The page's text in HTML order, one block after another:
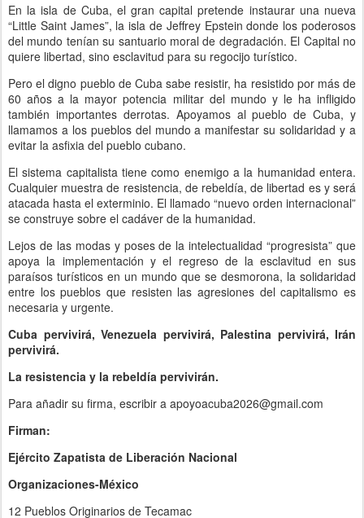
En la isla de Cuba, el gran capital pretende instaurar una nueva
“Little Saint James”, la isla de Jeffrey Epstein donde los poderosos
del mundo tenían su santuario moral de degradación. El Capital no
quiere libertad, sino esclavitud para su regocijo turístico.
Pero el digno pueblo de Cuba sabe resistir, ha resistido por más de
60 años a la mayor potencia militar del mundo y le ha infligido
también importantes derrotas. Apoyamos al pueblo de Cuba, y
llamamos a los pueblos del mundo a manifestar su solidaridad y a
evitar la asfixia del pueblo cubano.
El sistema capitalista tiene como enemigo a la humanidad entera.
Cualquier muestra de resistencia, de rebeldía, de libertad es y será
atacada hasta el exterminio. El llamado “nuevo orden internacional”
se construye sobre el cadáver de la humanidad.
Lejos de las modas y poses de la intelectualidad “progresista” que
apoya la implementación y el regreso de la esclavitud en sus
paraísos turísticos en un mundo que se desmorona, la solidaridad
entre los pueblos que resisten las agresiones del capitalismo es
necesaria y urgente.
Cuba pervivirá, Venezuela pervivirá, Palestina pervivirá, Irán
pervivirá.
La resistencia y la rebeldía pervivirán.
Para añadir su firma, escribir a apoyoacuba2026@gmail.com
Firman:
Ejército Zapatista de Liberación Nacional
Organizaciones-México
12 Pueblos Originarios de Tecamac